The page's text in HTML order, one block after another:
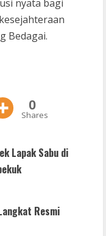
nyata bagi
Bedagai.
0
Shares
Lapak Sabu di
Resmi